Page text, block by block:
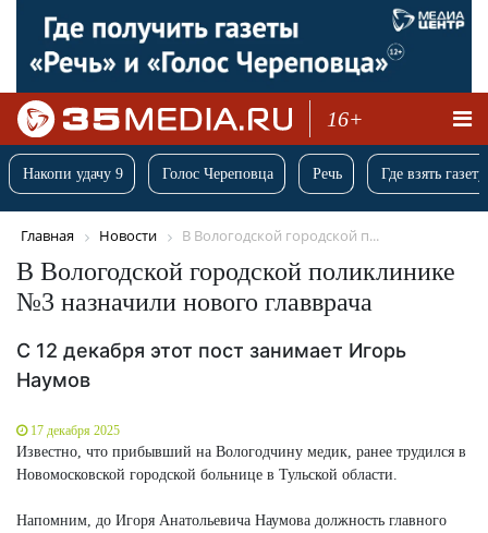
16+
Накопи удачу 9 Голос Череповца Речь Где взять
Главная Новости В Вологодской городской п...
В Вологодской городской поликлинике
№3 назначили нового главврача
С 12 декабря этот пост занимает Игорь
Наумов
17 декабря 2025
Известно, что прибывший на Вологодчину медик, ранее трудился в
Новомосковской городской больнице в Тульской области.
Напомним, до Игоря Анатольевича Наумова должность главного